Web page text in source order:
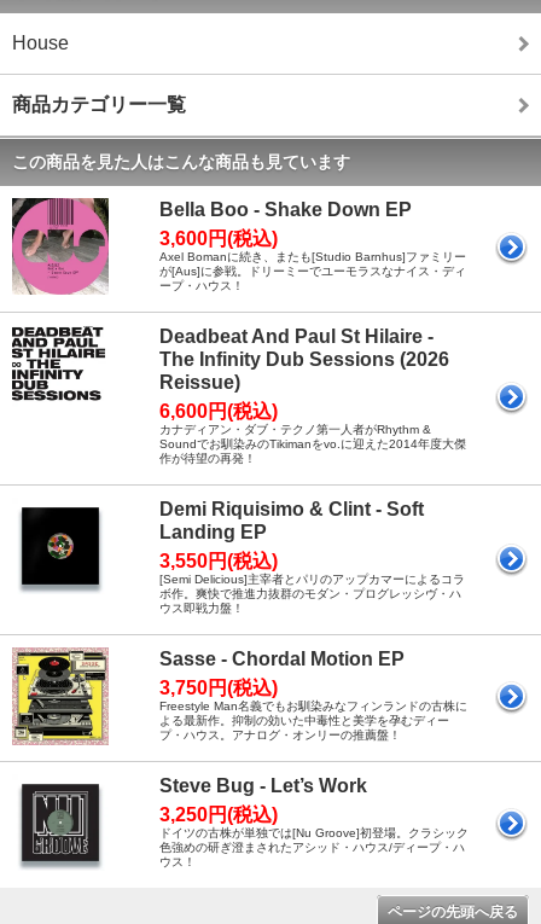
House
商品カテゴリー一覧
この商品を見た人はこんな商品も見ています
Bella Boo - Shake Down EP
3,600円(税込)
Axel Bomanに続き、またも[Studio Barnhus]ファミリー
が[Aus]に参戦。ドリーミーでユーモラスなナイス・ディ
ープ・ハウス！
Deadbeat And Paul St Hilaire -
The Infinity Dub Sessions (2026
Reissue)
6,600円(税込)
カナディアン・ダブ・テクノ第一人者がRhythm &
Soundでお馴染みのTikimanをvo.に迎えた2014年度大傑
作が待望の再発！
Demi Riquisimo & Clint - Soft
Landing EP
3,550円(税込)
[Semi Delicious]主宰者とパリのアップカマーによるコラ
ボ作。爽快で推進力抜群のモダン・プログレッシヴ・ハ
ウス即戦力盤！
Sasse - Chordal Motion EP
3,750円(税込)
Freestyle Man名義でもお馴染みなフィンランドの古株に
よる最新作。抑制の効いた中毒性と美学を孕むディー
プ・ハウス。アナログ・オンリーの推薦盤！
Steve Bug - Let’s Work
3,250円(税込)
ドイツの古株が単独では[Nu Groove]初登場。クラシック
色強めの研ぎ澄まされたアシッド・ハウス/ディープ・ハ
ウス！
ページの先頭へ戻る